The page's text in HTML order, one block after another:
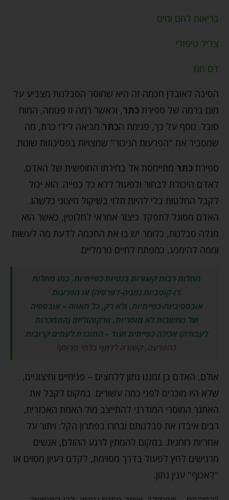
בריאות לחם ומים
צליל טיפולי
דם חם
הסיבה לאובדן חכמה זה היא שחוסר הסבלנות מצביע על
מום ברמה של ספירת כתר, וכאשר רמה זו פגומה, המוח
סובל. נוסף על כך, פגימת הכתר מביאה לידי כרת, מה
שמסביר את "הפרעות הניכור" שמצויות בפסיכוזות שונות.
ספירת כתר מתייחסת אל בחירתו החופשית של האדם.
לאדם היכולת לבחור ולפעול ללא כל כפייה. הוא יכול
לקבל החלטות בלי להיות תלוי בשיקול חיצוני כלשהו.
האדם מסוגל לתפקד כיצור אחראי לחלוטין, כאשר הוא
מגלה סבלנות, כלומר יש בו את החכמה לדעת מה לעשות
וממה להימנע, כמפתח לחיים נורמליים.
מחלות רבות קשורות בנטיות כפייתיות, כמו מחלות
דו-קוטביות (מניה-דפרסיה) או הפרעות
אובססיביות-כפייתיות. ולא רק, כל תאווה – אובססיה
של מחשבות לא מוסריות, וורקוהוליזם (התמכרות
לעבודה) אכילה כפייתית ועוד – המוכרת לעתים קרובות
אולם, האדם בן זמננו נתון ללחצים – פנימיים וחיצוניים,
שלא היו מוכרים לפני כמה עשורים. במקום לקבל את
האתגר המוסרי המודרני להתייצב מול האמת האכזרית,
רבים איבדו את סבלנותם ובחרו בפתרון הקל: ויתור על
אחריות רוחנית. במקום להמתין לרגע ההולם, אנשים
מרגישים לחץ לפעול בדרך מסוימת, לקדם רעיון מסוים או
"לאכוף" ענין נתון.